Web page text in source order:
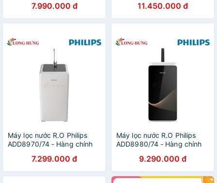
7.990.000 đ 11.450.000 đ
Máy lọc nước R.O Philips
ADD8970/74 - Hàng chính
7.299.000 đ
Máy lọc nước R.O Philips
ADD8980/74 - Hàng chính
9.290.000 đ